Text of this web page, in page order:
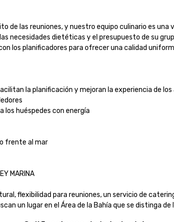
de las reuniones, y nuestro equipo culinario es
necesidades dietéticas y el presupuesto de su
los planificadores para ofrecer una calidad
la planificación y mejoran la experiencia de
los huéspedes con energía
frente al mar
MARINA
flexibilidad para reuniones, un servicio de
un lugar en el Área de la Bahía que se distinga